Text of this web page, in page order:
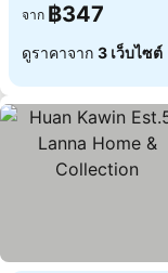
จาก ฿347
ดูราคาจาก 3 เว็บไซต์